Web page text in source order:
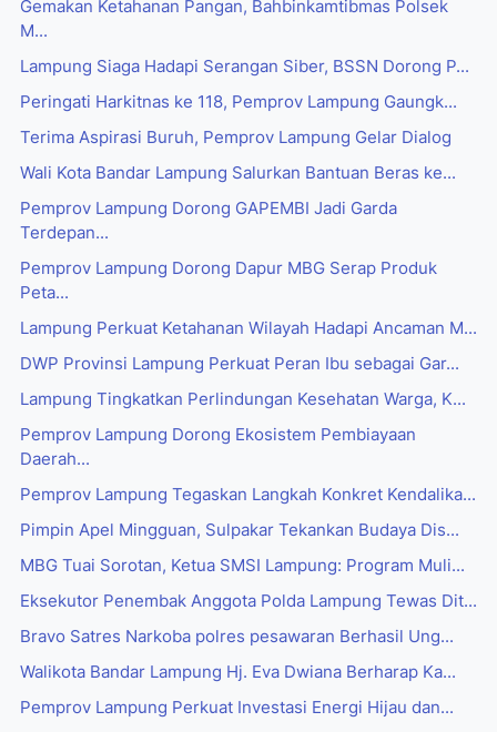
Gemakan Ketahanan Pangan, Bahbinkamtibmas Polsek
M...
Lampung Siaga Hadapi Serangan Siber, BSSN Dorong P...
Peringati Harkitnas ke 118, Pemprov Lampung Gaungk...
Terima Aspirasi Buruh, Pemprov Lampung Gelar Dialog
Wali Kota Bandar Lampung Salurkan Bantuan Beras ke...
Pemprov Lampung Dorong GAPEMBI Jadi Garda
Terdepan...
Pemprov Lampung Dorong Dapur MBG Serap Produk
Peta...
Lampung Perkuat Ketahanan Wilayah Hadapi Ancaman M...
DWP Provinsi Lampung Perkuat Peran Ibu sebagai Gar...
Lampung Tingkatkan Perlindungan Kesehatan Warga, K...
Pemprov Lampung Dorong Ekosistem Pembiayaan
Daerah...
Pemprov Lampung Tegaskan Langkah Konkret Kendalika...
Pimpin Apel Mingguan, Sulpakar Tekankan Budaya Dis...
MBG Tuai Sorotan, Ketua SMSI Lampung: Program Muli...
Eksekutor Penembak Anggota Polda Lampung Tewas Dit...
Bravo Satres Narkoba polres pesawaran Berhasil Ung...
Walikota Bandar Lampung Hj. Eva Dwiana Berharap Ka...
Pemprov Lampung Perkuat Investasi Energi Hijau dan...